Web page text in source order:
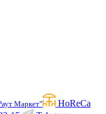
Маркет”
HoReCa